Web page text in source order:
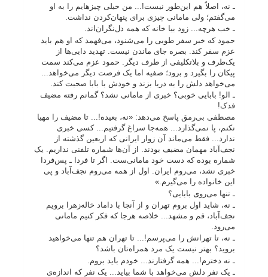
ـ نه، اصلاً هم این‌طور نیست!... من خیلی چیزهایم را به او
می‌گفتم؛ ولی مامانی چیزی برای پنهان‌کردن نداشت.
ـ خب هرچه... زود بیا خانه که همه دل‌نگران‌اند.
حمود که خبر سفر طوبی را می‌شنود، می‌فهمد که او هم باید
عزم سفر کند. بصره جای ماندن نیست. تهدید دایی‌ها از
یک‌طرف و بلاتکلیفی از طرف دیگر. حمود عزم می‌کند سمت
پیکان را بگیرد و برود؛ صفیه اما یک فرصت دیگر می‌خواهد...
می‌خواهد دلش را به دریا بزند و خودش با بابا صحبت کند.
ـ الو! بابایی خوبی؟ خبری از مامانی نشد؟ گمانم رفته مضیف
فدک!
مصطفی بی‌رمق پاسخ می‌دهد: «نه، بعیده!... تا مضیف را مهیا
نکنم، پا نمی‌گذارد... همه‌جا سراغ گرفتیم... کسی خبری
ندارد... فقط می‌ماند آن زوار ایرانی که اربعین گذشته از
نجف‌آباد مهمان مضیف بودند. از آن‌ها شماره تلفنی نداریم. یک
شماره بوده که دست خود مامانی‌ست. اگر تا فردا ـ پس‌فردا
خبری نشد، می‌روم ایران. اول از همه می‌روم نجف‌آباد و پی
این خانواده را می‌گیرم.»
ـ تنها می‌روی بابایی؟
ـ نه، شاید اول بروم تهران و از آنجا با داماد خاله‌زهرا برویم
نجف‌آباد، قم و مشهد... خلاصه هرجا که فکر کنیم مامانی
می‌رود.
ـ نه، تا تهرانش را می‌پرسم!... تا تهران هم تنها می‌خواهید
بروید؟ بهتر نیست یک مرد همراه‌تان باشد؟
ـ نه دخترم!... همه گرفتارند... خودم باید بروم.
ـ یک نفر دلش می‌خواهد با شما بیاید... یک نفر که اندازه‌ی